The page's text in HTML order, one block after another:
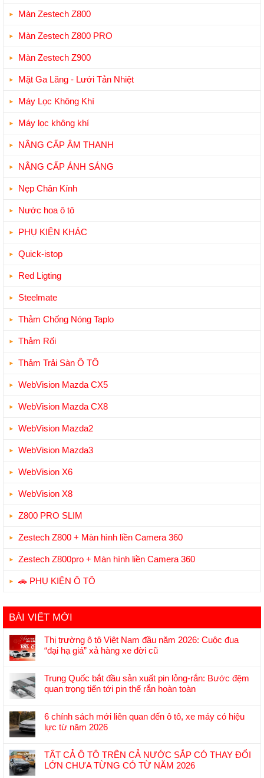
Màn Zestech Z800
Màn Zestech Z800 PRO
Màn Zestech Z900
Mặt Ga Lăng - Lưới Tản Nhiệt
Máy Lọc Không Khí
Máy lọc không khí
NÂNG CẤP ÂM THANH
NÂNG CẤP ÁNH SÁNG
Nẹp Chân Kính
Nước hoa ô tô
PHỤ KIỆN KHÁC
Quick-istop
Red Ligting
Steelmate
Thảm Chống Nóng Taplo
Thảm Rối
Thảm Trải Sàn Ô TÔ
WebVision Mazda CX5
WebVision Mazda CX8
WebVision Mazda2
WebVision Mazda3
WebVision X6
WebVision X8
Z800 PRO SLIM
Zestech Z800 + Màn hình liền Camera 360
Zestech Z800pro + Màn hình liền Camera 360
🚗 PHỤ KIỆN Ô TÔ
BÀI VIẾT MỚI
Thị trường ô tô Việt Nam đầu năm 2026: Cuộc đua
“đại hạ giá” xả hàng xe đời cũ
có
bình
luận
Thị
trường
Việt
Nam
Trung Quốc bắt đầu sản xuất pin lỏng-rắn: Bước đệm
quan trọng tiến tới pin thể rắn hoàn toàn
có
bình
luận
Trung
Quốc
6 chính sách mới liên quan đến ô tô, xe máy có hiệu
lực từ năm 2026
có
bình
TẤT CẢ Ô TÔ TRÊN CẢ NƯỚC SẮP CÓ THAY ĐỔI
LỚN CHƯA TỪNG CÓ TỪ NĂM 2026